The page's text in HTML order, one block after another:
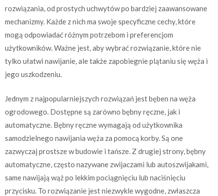
rozwiązania, od prostych uchwytów po bardziej zaawansowane
mechanizmy. Każde z nich ma swoje specyficzne cechy, które
mogą odpowiadać różnym potrzebom i preferencjom
użytkowników. Ważne jest, aby wybrać rozwiązanie, które nie
tylko ułatwi nawijanie, ale także zapobiegnie plątaniu się węża i
jego uszkodzeniu.
Jednym z najpopularniejszych rozwiązań jest bęben na węża
ogrodowego. Dostępne są zarówno bębny ręczne, jak i
automatyczne. Bębny ręczne wymagają od użytkownika
samodzielnego nawijania węża za pomocą korby. Są one
zazwyczaj prostsze w budowie i tańsze. Z drugiej strony, bębny
automatyczne, często nazywane zwijaczami lub autoszwijakami,
same nawijają wąż po lekkim pociągnięciu lub naciśnięciu
przycisku. To rozwiązanie jest niezwykle wygodne, zwłaszcza